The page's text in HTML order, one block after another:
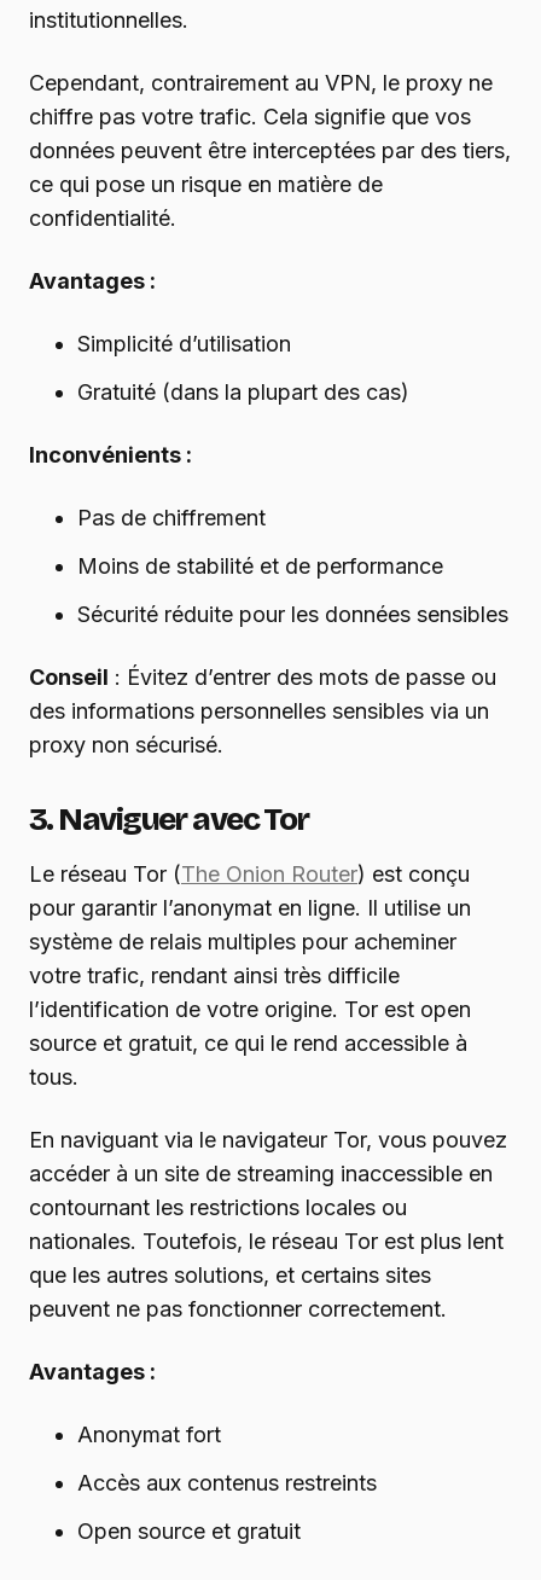
institutionnelles.
Cependant, contrairement au VPN, le proxy ne
chiffre pas votre trafic. Cela signifie que vos
données peuvent être interceptées par des tiers,
ce qui pose un risque en matière de
confidentialité.
Avantages :
Simplicité d’utilisation
Gratuité (dans la plupart des cas)
Inconvénients :
Pas de chiffrement
Moins de stabilité et de performance
Sécurité réduite pour les données sensibles
Conseil : Évitez d’entrer des mots de passe ou
des informations personnelles sensibles via un
proxy non sécurisé.
3. Naviguer avec Tor
Le réseau Tor (The Onion Router) est conçu
pour garantir l’anonymat en ligne. Il utilise un
système de relais multiples pour acheminer
votre trafic, rendant ainsi très difficile
l’identification de votre origine. Tor est open
source et gratuit, ce qui le rend accessible à
tous.
En naviguant via le navigateur Tor, vous pouvez
accéder à un site de streaming inaccessible en
contournant les restrictions locales ou
nationales. Toutefois, le réseau Tor est plus lent
que les autres solutions, et certains sites
peuvent ne pas fonctionner correctement.
Avantages :
Anonymat fort
Accès aux contenus restreints
Open source et gratuit